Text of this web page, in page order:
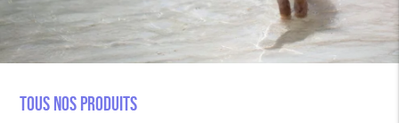
Tous nos produits